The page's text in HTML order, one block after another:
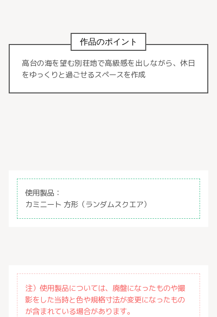
作品のポイント
高台の海を望む別荘地で高級感を出しながら、休日
をゆっくりと過ごせるスペースを作成
使用製品：
カミニート 方形（ランダムスクエア）
注）使用製品については、廃盤になったものや撮
影をした当時と色や規格寸法が変更になったもの
が含まれている場合があります。